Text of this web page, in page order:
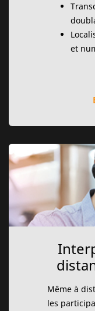
et
Même à
les